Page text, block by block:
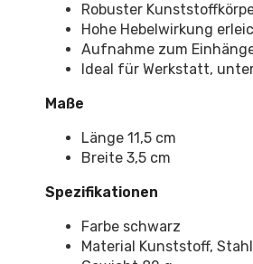
Robuster
Hohe Hebelwirkung
Aufnahme zum
Ideal für Werkstatt,
Maße
Länge 11,5 cm
Breite 3,5 cm
Spezifikationen
Farbe schwarz
Material Kunststoff, Stahl